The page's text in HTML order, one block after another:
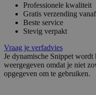
Professionele kwaliteit
Gratis verzending
Beste service
Stevig verpakt
Vraag je verfadvies
Je dynamische Snippet
weergegeven omdat je niet
opgegeven om te gebruiken.